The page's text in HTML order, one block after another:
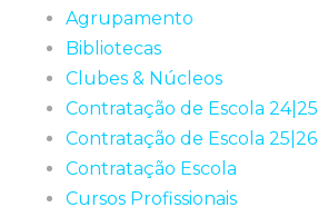
Agrupamento
Bibliotecas
Clubes & Núcleos
Contratação de Escola 24|25
Contratação de Escola 25|26
Contratação Escola
Cursos Profissionais